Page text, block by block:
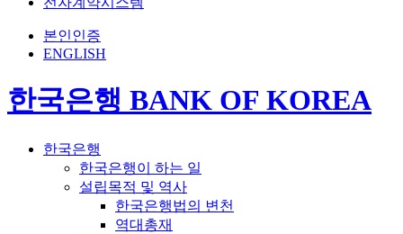
본인인증
ENGLISH
한국은행 BANK OF KOREA
한국은행
한국은행이 하는 일
설립목적 및 역사
한국은행법의 변천
역대총재